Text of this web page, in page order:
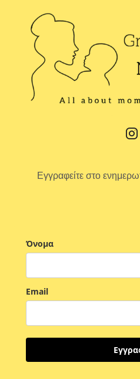
Εγγραφείτε στο
Όνομα
Email